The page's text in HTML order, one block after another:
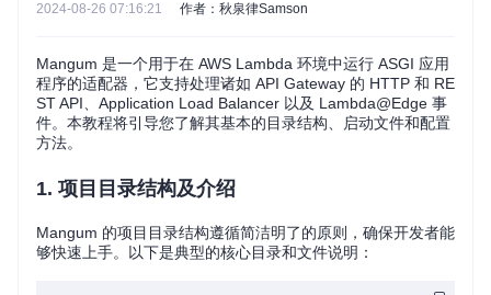
2024-08-26 07:16:21 作者：秋泉律Samson
Mangum 是一个用于在 AWS Lambda 环境中运行 ASGI 应用
程序的适配器，它支持处理诸如 API Gateway 的 HTTP 和 RE
ST API、Application Load Balancer 以及 Lambda@Edge 事
件。本教程将引导您了解其基本的目录结构、启动文件和配置
方法。
1. 项目目录结构及介绍
Mangum 的项目目录结构遵循简洁明了的原则，确保开发者能
够快速上手。以下是典型的核心目录和文件说明：